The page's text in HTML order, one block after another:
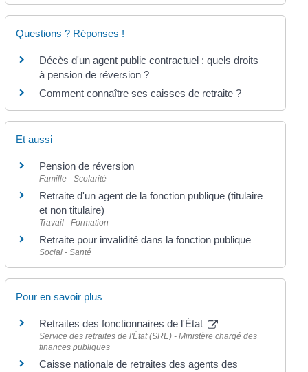
Questions ? Réponses !
Décès d'un agent public contractuel : quels droits
à pension de réversion ?
Comment connaître ses caisses de retraite ?
Et aussi
Pension de réversion
Famille - Scolarité
Retraite d'un agent de la fonction publique (titulaire
et non titulaire)
Travail - Formation
Retraite pour invalidité dans la fonction publique
Social - Santé
Pour en savoir plus
Retraites des fonctionnaires de l'État
Service des retraites de l'État (SRE) - Ministère chargé des
finances publiques
Caisse nationale de retraites des agents des